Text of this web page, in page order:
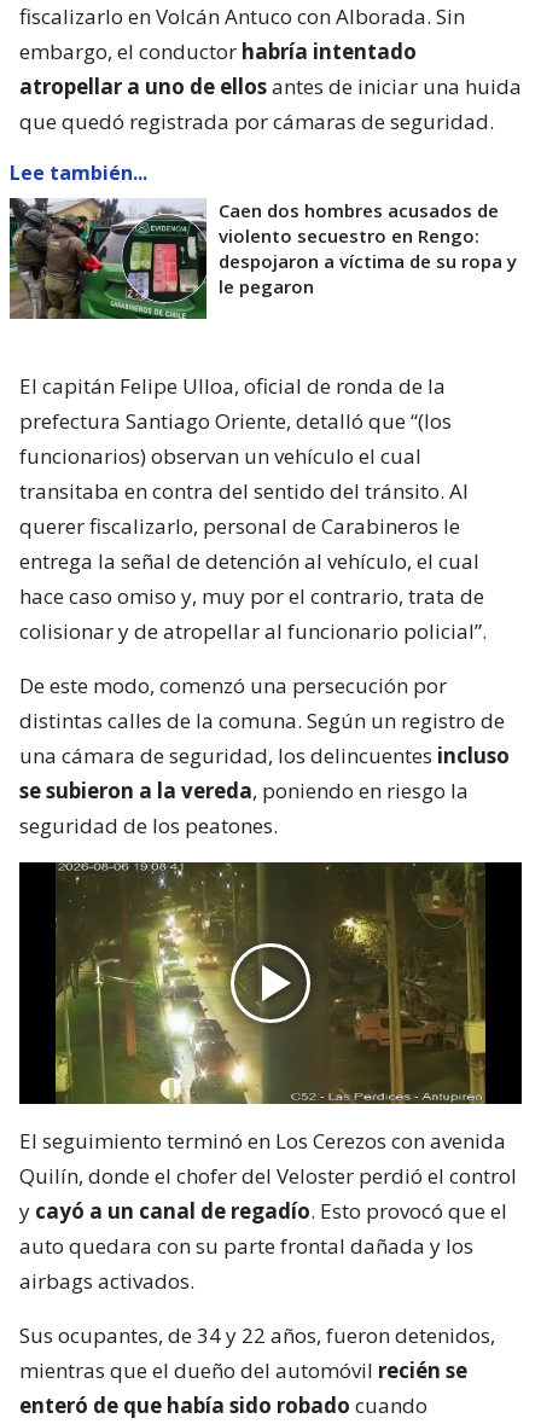
fiscalizarlo en Volcán Antuco con Alborada. Sin
embargo, el conductor habría intentado
atropellar a uno de ellosantes de iniciar una huida
que quedó registrada por cámaras de seguridad.
Lee también...
Caen dos hombres acusados de
violento secuestro en Rengo:
despojaron a víctima de su ropa y
le pegaron
El capitán Felipe Ulloa, oficial de ronda de la
prefectura Santiago Oriente, detalló que “(los
funcionarios) observan un vehículo el cual
transitaba en contra del sentido del tránsito. Al
querer fiscalizarlo, personal de Carabineros le
entrega la señal de detención al vehículo, el cual
hace caso omiso y, muy por el contrario, trata de
colisionar y de atropellar al funcionario policial”.
De este modo, comenzó una persecución por
distintas calles de la comuna. Según un registro de
una cámara de seguridad, los delincuentes incluso
se subieron a la vereda, poniendo en riesgo la
seguridad de los peatones.
El seguimiento terminó en Los Cerezos con avenida
Quilín, donde el chofer del Veloster perdió el control
y cayó a un canal de regadío. Esto provocó que el
auto quedara con su parte frontal dañada y los
airbags activados.
Sus ocupantes, de 34 y 22 años, fueron detenidos,
mientras que el dueño del automóvil recién se
enteró de que había sido robado cuando